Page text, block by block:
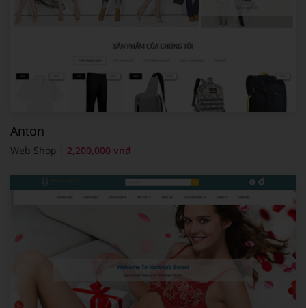
Anton
Web Shop 2,200,000 vnđ